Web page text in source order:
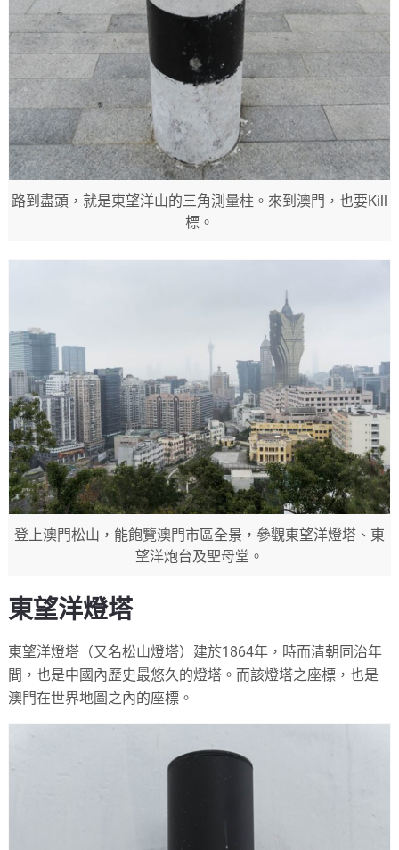
路到盡頭，就是東望洋山的三角測量柱。來到澳門，也要Kill
標。
登上澳門松山，能飽覽澳門市區全景，參觀東望洋燈塔、東
望洋炮台及聖母堂。
東望洋燈塔
東望洋燈塔（又名松山燈塔）建於1864年，時而清朝同治年
間，也是中國內歷史最悠久的燈塔。而該燈塔之座標，也是
澳門在世界地圖之內的座標。